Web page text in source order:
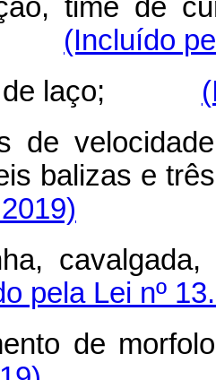
time de
(Incluído
laço;
de
balizas e
pela Lei nº
de